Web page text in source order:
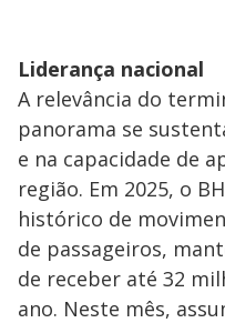
Liderança nacional
A relevância do
panorama se
e na capacidade de
região. Em 2025, o
histórico de
de passageiros,
de receber até 32
ano. Neste mês,